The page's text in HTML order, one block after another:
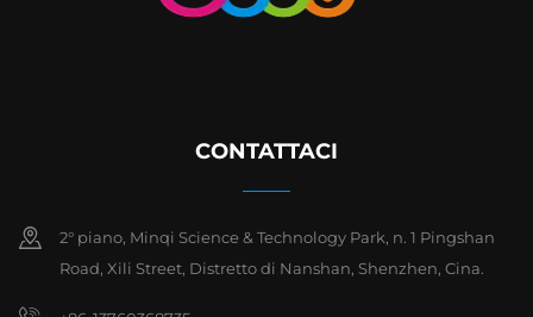
CONTATTACI
2° piano, Minqi Science & Technology Park, n. 1 Pingshan
Road, Xili Street, Distretto di Nanshan, Shenzhen, Cina.